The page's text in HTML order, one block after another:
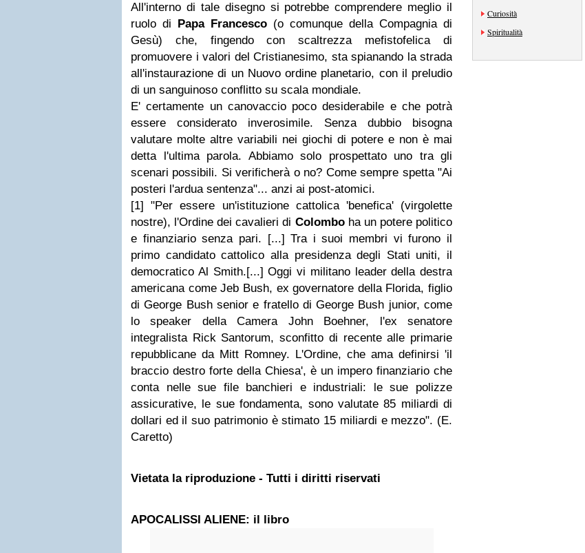
All'interno di tale disegno si potrebbe comprendere meglio il
ruolo di Papa Francesco (o comunque della Compagnia di
Gesù) che, fingendo con scaltrezza mefistofelica di
promuovere i valori del Cristianesimo, sta spianando la strada
all'instaurazione di un Nuovo ordine planetario, con il preludio
di un sanguinoso conflitto su scala mondiale.
E' certamente un canovaccio poco desiderabile e che potrà
essere considerato inverosimile. Senza dubbio bisogna
valutare molte altre variabili nei giochi di potere e non è mai
detta l'ultima parola. Abbiamo solo prospettato uno tra gli
scenari possibili. Si verificherà o no? Come sempre spetta "Ai
posteri l'ardua sentenza"... anzi ai post-atomici.
[1] "Per essere un'istituzione cattolica 'benefica' (virgolette
nostre), l'Ordine dei cavalieri di Colomboha un potere politico
e finanziario senza pari. [...] Tra i suoi membri vi furono il
primo candidato cattolico alla presidenza degli Stati uniti, il
democratico Al Smith.[...] Oggi vi militano leader della destra
americana come Jeb Bush, ex governatore della Florida, figlio
di George Bush senior e fratello di George Bush junior, come
lo speaker della Camera John Boehner, l'ex senatore
integralista Rick Santorum, sconfitto di recente alle primarie
repubblicane da Mitt Romney. L'Ordine, che ama definirsi 'il
braccio destro forte della Chiesa', è un impero finanziario che
conta nelle sue file banchieri e industriali: le sue polizze
assicurative, le sue fondamenta, sono valutate 85 miliardi di
dollari ed il suo patrimonio è stimato 15 miliardi e mezzo". (E.
Caretto)
Vietata la riproduzione - Tutti i diritti riservati
APOCALISSI ALIENE: il libro
Curiosità
Spiritualità